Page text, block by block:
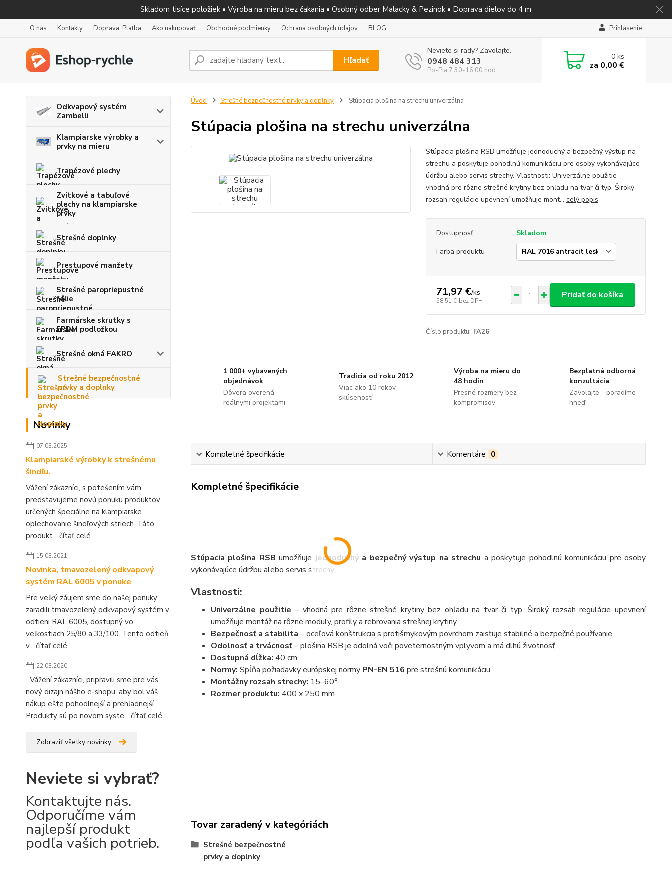
Skladom tisíce položiek • Výroba na mieru bez čakania • Osobný odber Malacky & Pezinok • Doprava dielov do 4 m
O nás Kontakty Doprava, Platba Ako nakupovať Obchodné podmienky Ochrana osobných údajov BLOG Prihlásenie
Hľadať
Neviete si rady? Zavolajte.
0948 484 313
Po-Pia 7:30-16:00 hod
0ks
za 0,00 €
Odkvapový systém
Zambelli
Klampiarske výrobky a
prvky na mieru
Trapézové plechy
Zvitkové a tabuľové
plechy na klampiarske
prvky
Strešné doplnky
Prestupové manžety
Strešné paropriepustné
fólie
Farmárske skrutky s
EPDM podložkou
Strešné okná FAKRO
Strešné bezpečnostné
prvky a doplnky
Novinky
07.03.2025
Klampiarské výrobky k strešnému
šindľu.
Vážení zákazníci, s potešením vám
predstavujeme novú ponuku produktov
určených špeciálne na klampiarske
oplechovanie šindľových striech. Táto
produkt... čítať celé
15.03.2021
Novinka, tmavozelený odkvapový
systém RAL 6005 v ponuke
Pre veľký záujem sme do našej ponuky
zaradili tmavozelený odkvapový systém v
odtieni RAL 6005, dostupný vo
veľkostiach 25/80 a 33/100. Tento odtieň
v... čítať celé
22.03.2020
Vážení zákazníci, pripravili sme pre vás
nový dizajn nášho e-shopu, aby bol váš
nákup ešte pohodlnejší a prehľadnejší.
Produkty sú po novom syste... čítať celé
Zobraziť všetky novinky
Neviete si vybrať?
Kontaktujte nás.
Odporučíme vám
najlepší produkt
podľa vašich potrieb.
Úvod Strešné bezpečnostné prvky a doplnky Stúpacia plošina na strechu univerzálna
Stúpacia plošina na strechu univerzálna
Stúpacia plošina RSB umožňuje jednoduchý a bezpečný výstup na
strechu a poskytuje pohodlnú komunikáciu pre osoby vykonávajúce
údržbu alebo servis strechy. Vlastnosti: Univerzálne použitie –
vhodná pre rôzne strešné krytiny bez ohľadu na tvar či typ. Široký
rozsah regulácie upevnení umožňuje mont... celý popis
Dostupnosť
Skladom
Farba produktu
71,97 €/ks
58,51 € bez DPH
Pridať do košíka
Číslo produktu: FA26
1 000+ vybavených
objednávok
Dôvera overená
reálnymi projektami
Tradícia od roku 2012
Viac ako 10 rokov
skúseností
Výroba na mieru do
48 hodín
Presné rozmery bez
kompromisov
Bezplatná odborná
konzultácia
Zavolajte - poradíme
hneď
Kompletné špecifikácie Komentáre 0
Kompletné špecifikácie
Stúpacia plošina RSB umožňuje jednoduchý a bezpečný výstup na strechu a poskytuje pohodlnú komunikáciu pre osoby
vykonávajúce údržbu alebo servis strechy.
Vlastnosti:
Univerzálne použitie – vhodná pre rôzne strešné krytiny bez ohľadu na tvar či typ. Široký rozsah regulácie upevnení
umožňuje montáž na rôzne moduly, profily a rebrovania strešnej krytiny.
Bezpečnosť a stabilita – oceľová konštrukcia s protišmykovým povrchom zaisťuje stabilné a bezpečné používanie.
Odolnosť a trvácnosť– plošina RSB je odolná voči poveternostným vplyvom a má dlhú životnosť.
Dostupná dĺžka: 40 cm
Normy: Spĺňa požiadavky európskej normy PN-EN 516 pre strešnú komunikáciu.
Montážny rozsah strechy: 15–60°
Rozmer produktu: 400 x 250 mm
Tovar zaradený v kategóriách
Strešné bezpečnostné
prvky a doplnky